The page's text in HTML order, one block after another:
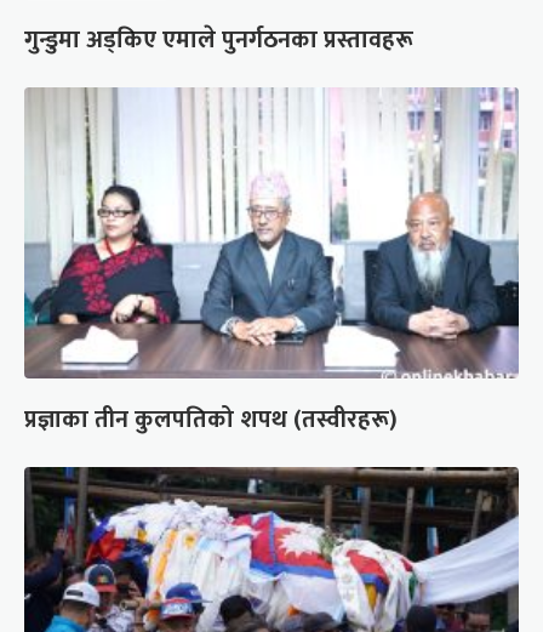
गुन्डुमा अड्किए एमाले पुनर्गठनका प्रस्तावहरू
प्रज्ञाका तीन कुलपतिको शपथ (तस्वीरहरू)